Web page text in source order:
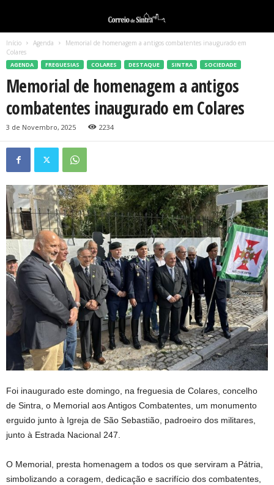
Início Agenda
Memorial de homenagem a antigos combatentes inaugurado em
Colares
AGENDA FREGUESIAS COLARES DESTAQUE SINTRA SOCIEDADE
Memorial de homenagem a antigos
combatentes inaugurado em Colares
3 de Novembro, 2025 2234
Foi inaugurado este domingo, na freguesia de Colares, concelho
de Sintra, o Memorial aos Antigos Combatentes, um monumento
erguido junto à Igreja de São Sebastião, padroeiro dos militares,
junto à Estrada Nacional 247.
O Memorial, presta homenagem a todos os que serviram a Pátria,
simbolizando a coragem, dedicação e sacrifício dos combatentes,